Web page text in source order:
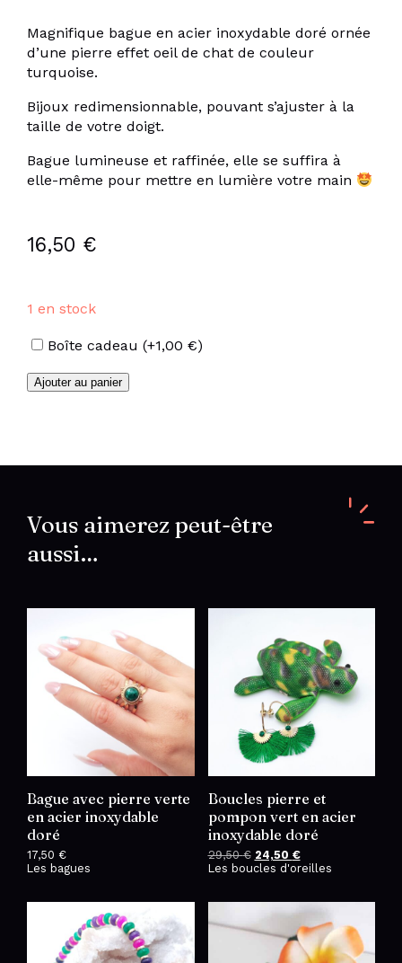
Magnifique bague en acier inoxydable doré ornée
d’une pierre effet oeil de chat de couleur
turquoise.
Bijoux redimensionnable, pouvant s’ajuster à la
taille de votre doigt.
Bague lumineuse et raffinée, elle se suffira à
elle-même pour mettre en lumière votre main
16,50 €
1 en stock
Options
Boîte cadeau (+1,00 €)
quantité
chat
acier
inoxydable
doré
Ajouter au panier
Vous aimerez peut-être
aussi…
Bague avec pierre verte
en acier inoxydable
doré
17,50 €
Les bagues
Boucles pierre et
pompon vert en acier
inoxydable doré
29,50€ Le
prix
24,50 €Le
prix
24,50 €.
Les boucles d'oreilles